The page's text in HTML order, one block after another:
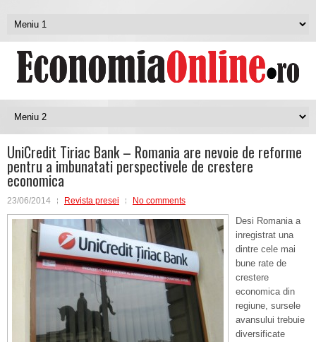
UniCredit Tiriac Bank – Romania are nevoie de reforme
pentru a imbunatati perspectivele de crestere
economica
23/06/2014 Revista presei No comments
Desi Romania a
inregistrat una
dintre cele mai
bune rate de
crestere
economica din
regiune, sursele
avansului trebuie
diversificate